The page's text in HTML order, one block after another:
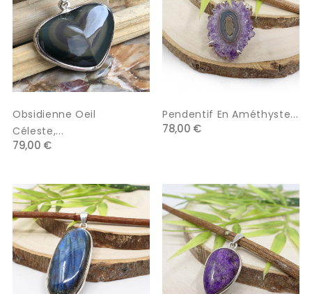
Obsidienne Oeil
Céleste,...
79,00 €
Pendentif En Améthyste...
78,00 €